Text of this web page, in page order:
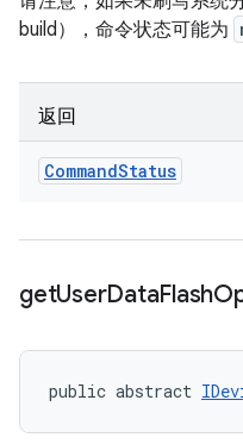
build），命令状态可能为
返回
CommandStatus
getUserDataFlash
public abstract